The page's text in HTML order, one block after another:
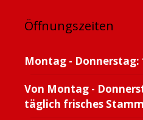
Öffnungszeiten
Montag - Donnerstag:
Von Montag -
täglich frisches